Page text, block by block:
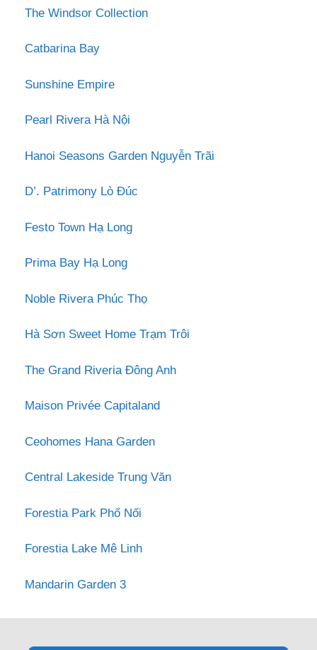
The Windsor Collection
Catbarina Bay
Sunshine Empire
Pearl Rivera Hà Nội
Hanoi Seasons Garden Nguyễn Trãi
D’. Patrimony Lò Đúc
Festo Town Hạ Long
Prima Bay Hạ Long
Noble Rivera Phúc Thọ
Hà Sơn Sweet Home Trạm Trôi
The Grand Riveria Đông Anh
Maison Privée Capitaland
Ceohomes Hana Garden
Central Lakeside Trung Văn
Forestia Park Phố Nối
Forestia Lake Mê Linh
Mandarin Garden 3